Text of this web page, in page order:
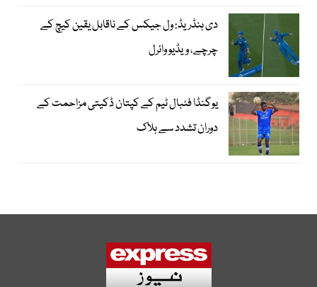
دی ہنڈریڈ: ول جیکس کے ناقابل یقین کیچ کے
چرچے، ویڈیو وائرل
یوگنڈا فٹبال ٹیم کے کپتان ڈکیتی مزاحمت کے
دوران تشدد سے ہلاک